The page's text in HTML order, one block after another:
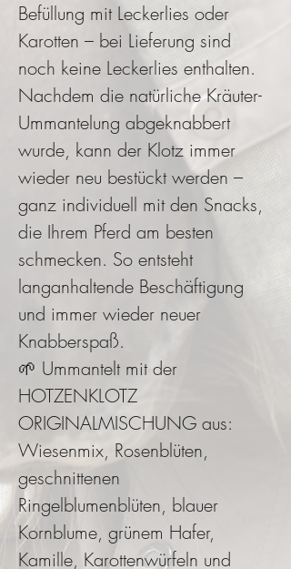
Befüllung mit Leckerlies oder
Karotten – bei Lieferung sind
noch keine Leckerlies enthalten.
Nachdem die natürliche Kräuter-
Ummantelung abgeknabbert
wurde, kann der Klotz immer
wieder neu bestückt werden –
ganz individuell mit den Snacks,
die Ihrem Pferd am besten
schmecken. So entsteht
langanhaltende Beschäftigung
und immer wieder neuer
Knabberspaß.
🌱 Ummantelt mit der
HOTZENKLOTZ
ORIGINALMISCHUNG aus:
Wiesenmix, Rosenblüten,
geschnittenen
Ringelblumenblüten, blauer
Kornblume, grünem Hafer,
Kamille, Karottenwürfeln und